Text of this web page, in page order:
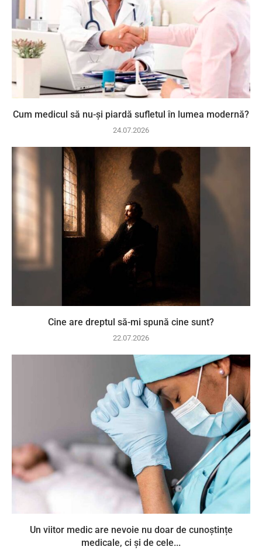
Cum medicul să nu-și piardă sufletul în lumea modernă?
24.07.2026
Cine are dreptul să-mi spună cine sunt?
22.07.2026
Un viitor medic are nevoie nu doar de cunoștințe
medicale, ci și de cele...